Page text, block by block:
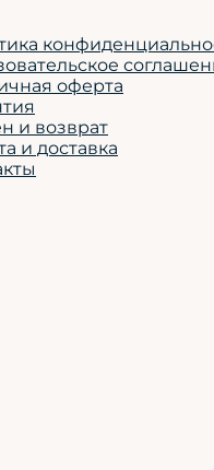
оферта
и возврат
и доставка